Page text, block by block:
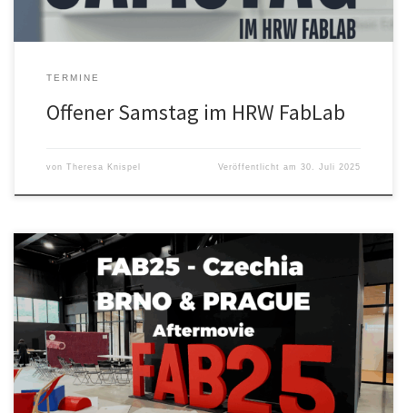
TERMINE
Offener Samstag im HRW FabLab
von Theresa Knispel Veröffentlicht am30. Juli 2025
FAB25 – Aftermovie Was für eine Woche! Vom 4. bis 11. Juli waren
wir mittendrin – in Brünn und in Prag, bei der FAB25 Czechia. Acht
Tage voller Ideen, Begegnungen und Workshops. Wir haben
gelötet, gelasert, gelacht und unsere eigenen Projekte in
Workshops vorgestellt. Ob bei den Workshops, bei den […]